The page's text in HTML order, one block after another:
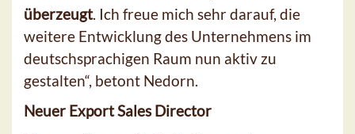
überzeugt. Ich freue mich sehr darauf, die
weitere Entwicklung des Unternehmens im
deutschsprachigen Raum nun aktiv zu
gestalten“, betont Nedorn.
Neuer Export Sales Director